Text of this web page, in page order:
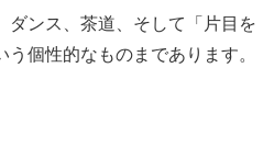
ダンス、茶道、そして「片目を
個性的なものまであります。